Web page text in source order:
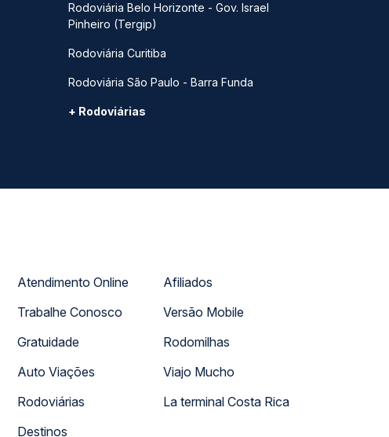
Rodoviária Belo Horizonte - Gov. Israel
Pinheiro (Tergip)
Rodoviária Curitiba
Rodoviária São Paulo - Barra Funda
+ Rodoviárias
Atendimento Online
Trabalhe Conosco
Gratuidade
Auto Viações
Rodoviárias
Destinos
Afiliados
Versão Mobile
Rodomilhas
Viajo Mucho
La terminal Costa Rica